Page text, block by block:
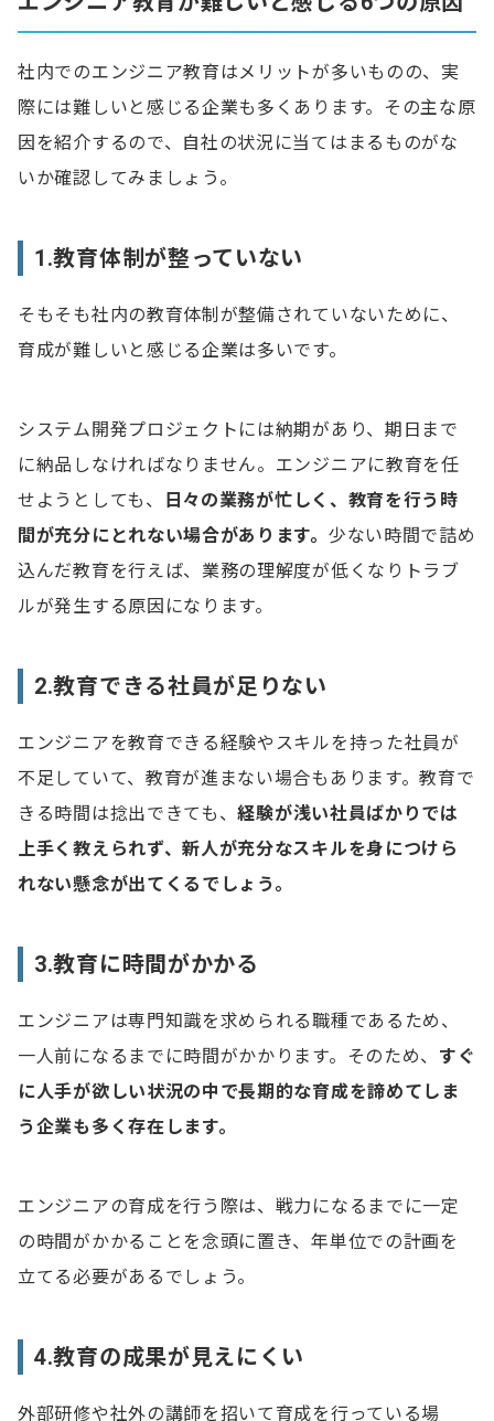
社内でのエンジニア教育はメリットが多いものの、実
際には難しいと感じる企業も多くあります。その主な原
因を紹介するので、自社の状況に当てはまるものがな
いか確認してみましょう。
1.教育体制が整っていない
そもそも社内の教育体制が整備されていないために、
育成が難しいと感じる企業は多いです。
システム開発プロジェクトには納期があり、期日まで
に納品しなければなりません。エンジニアに教育を任
せようとしても、
日々の業務が忙しく、教育を行う時
間が充分にとれない場合があります。 少ない時間で詰め
込んだ教育を行えば、業務の理解度が低くなりトラブ
ルが発生する原因になります。
2.教育できる社員が足りない
エンジニアを教育できる経験やスキルを持った社員が
不足していて、教育が進まない場合もあります。教育で
きる時間は捻出できても、経験が浅い社員ばかりでは
上手く教えられず、新人が充分なスキルを身につけら
れない懸念が出てくるでしょう。
3.教育に時間がかかる
エンジニアは専門知識を求められる職種であるため、
一人前になるまでに時間がかかります。そのため、 すぐ
に人手が欲しい状況の中で長期的な育成を諦めてしま
う企業も多く存在します。
エンジニアの育成を行う際は、戦力になるまでに一定
の時間がかかることを念頭に置き、年単位での計画を
立てる必要があるでしょう。
4.教育の成果が見えにくい
外部研修や社外の講師を招いて育成を行っている場